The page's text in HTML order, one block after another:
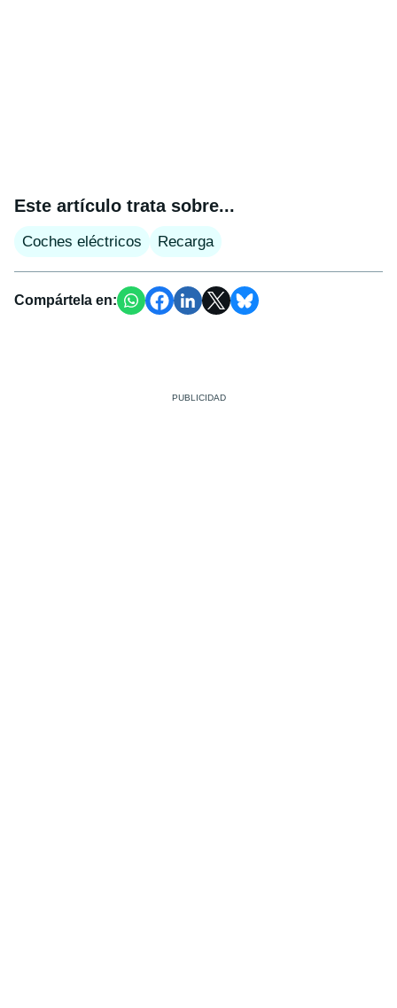
Este artículo trata sobre...
Coches eléctricos Recarga
Compártela en: